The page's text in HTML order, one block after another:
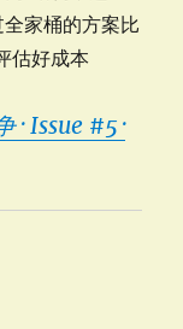
家桶的方案比
估好成本
· Issue #5 ·